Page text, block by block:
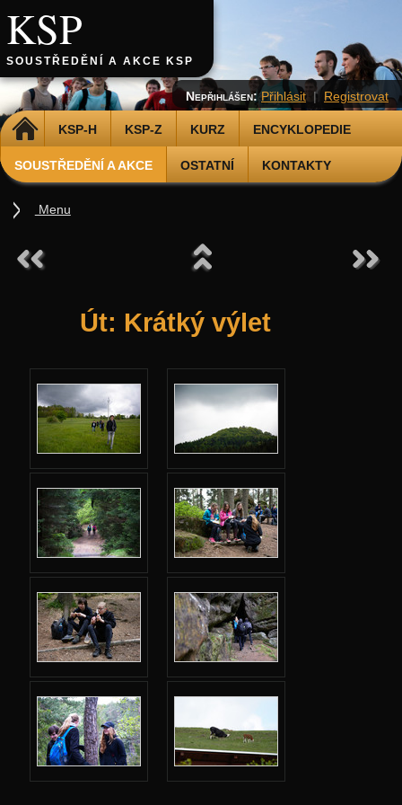
KSP
SOUSTŘEDĚNÍ A AKCE KSP
DOMŮ KSP-H KSP-Z KURZ ENCYKLOPEDIE
SOUSTŘEDĚNÍ A AKCE OSTATNÍ KONTAKTY
Nepřihlášen: Přihlásit | Registrovat
Út: Krátký výlet
Menu
Podzimní 2026
Podzimní 2025
Podzimní 2024
Jarní 2024
Podzimní 2023
Podzimní 2022
Jarní 2022
Podzimní 2021
Jarní 2021
Podzimní 2020
Jarní 2020
Jarní 2019
Adresář
Karolínka